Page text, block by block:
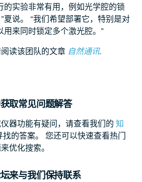
的实验非常有用，例如光学腔的锁
夏说。 “我们希望部署它，特别是对
用来同时锁定多个激光腔。”
读该团队的文章 自然通讯.
取常见问题解答
器功能有疑问，请查看我们的 知
找的答案。 您还可以快速查看热门
优化搜索。
来与我们保持联系